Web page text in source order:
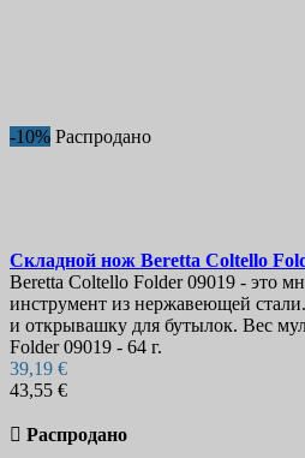
-10% Распродано
Складной нож Beretta Coltello
Beretta Coltello Folder 09019 - это
инструмент из нержавеющей
и открывашку для бутылок. Вес
Folder 09019 - 64 г.
39,19 €
43,55 €
 Распродано